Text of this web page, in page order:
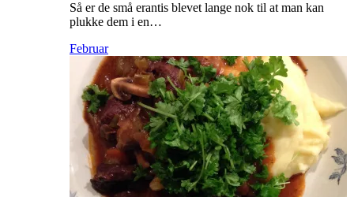
Så er de små erantis blevet lange nok til at man kan
plukke dem i en…
Februar